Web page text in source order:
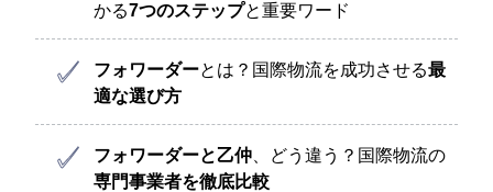
かる7つのステップと重要ワード
フォワーダーとは？国際物流を成功させる最
適な選び方
フォワーダーと乙仲、どう違う？国際物流の
専門事業者を徹底比較